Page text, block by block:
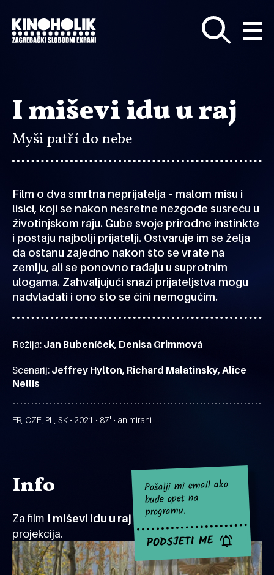
glavni
sadržaj
I miševi idu u raj
Myši patří do nebe
Film o dva smrtna neprijatelja – malom mišu i
lisici, koji se nakon nesretne nezgode susreću u
životinjskom raju. Gube svoje prirodne instinkte
i postaju najbolji prijatelji. Ostvaruje im se želja
da ostanu zajedno nakon što se vrate na
zemlju, ali se ponovno rađaju u suprotnim
ulogama. Zahvaljujući snazi prijateljstva mogu
nadvladati i ono što se čini nemogućim.
Režija: Jan Bubeníček, Denisa Grimmová
Scenarij: Jeffrey Hylton, Richard Malatinský, Alice
Nellis
FR, CZE, PL, SK • 2021 • 87' • animirani
Info
Za film I miševi idu u rajza sad nema najavljenih
projekcija.
Pošalji mi email ako
bude opet na
programu.
PODSJETI ME